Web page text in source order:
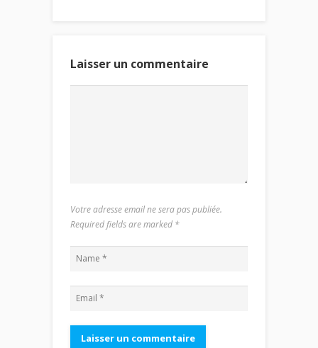
Laisser un commentaire
Votre adresse email ne sera pas publiée.
Required fields are marked *